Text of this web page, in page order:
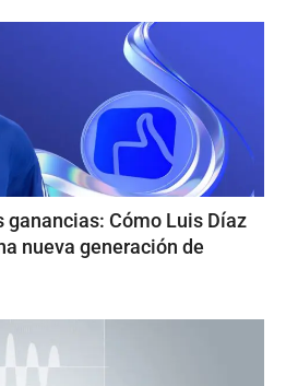
ganancias: Cómo Luis Díaz
nueva generación de